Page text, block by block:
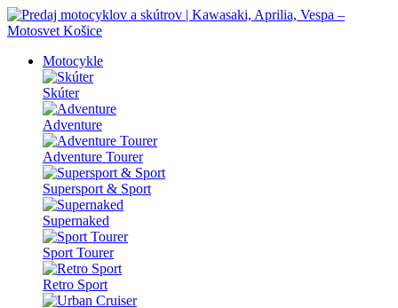
Motocykle
Skúter
Adventure
Adventure Tourer
Supersport & Sport
Supernaked
Sport Tourer
Retro Sport